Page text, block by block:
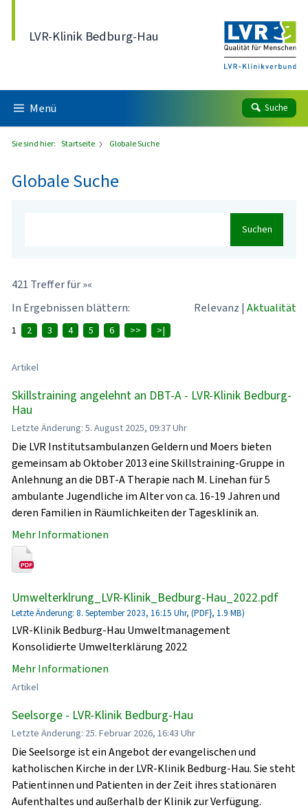
LVR-Klinik Bedburg-Hau
Menü Suche
Sie sind hier: Startseite Globale Suche
Globale Suche
Suchen
421 Treffer für »«
In Ergebnissen blättern:
Relevanz | Aktualität
1 2 3 4 5 6 >> >|
Artikel
Skillstraining angelehnt an DBT-A - LVR-Klinik Bedburg-
Hau
Letzte Änderung: 5. August 2025, 09:37 Uhr
Die LVR Institutsambulanzen Geldern und Moers bieten
gemeinsam ab Oktober 2013 eine Skillstraining-Gruppe in
Anlehnung an die DBT-A Therapie nach M. Linehan für 5
ambulante Jugendliche im Alter von ca. 16-19 Jahren und
deren Familien in Räumlichkeiten der Tagesklinik an.
Mehr Informationen
Umwelterklrung_LVR-Klinik_Bedburg-Hau_2022.pdf
Letzte Änderung: 8. September 2023, 16:15 Uhr, (PDF}, 1.9 MB)
LVR-Klinik Bedburg-Hau Umweltmanagement
Konsolidierte Umwelterklärung 2022
Mehr Informationen
Artikel
Seelsorge - LVR-Klinik Bedburg-Hau
Letzte Änderung: 25. Februar 2026, 16:43 Uhr
Die Seelsorge ist ein Angebot der evangelischen und
katholischen Kirche in der LVR-Klinik Bedburg-Hau. Sie steht
Patientinnen und Patienten in der Zeit ihres stationären
Aufenthaltes und außerhalb der Klinik zur Verfügung.